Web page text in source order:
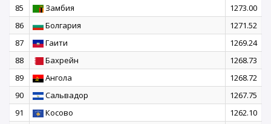
85
Замбия
1273.00
86
Болгария
1271.52
87
Гаити
1269.24
88
Бахрейн
1268.73
89
Ангола
1268.72
90
Сальвадор
1267.75
91
Косово
1262.10